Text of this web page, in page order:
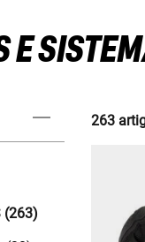
E
(263)
263